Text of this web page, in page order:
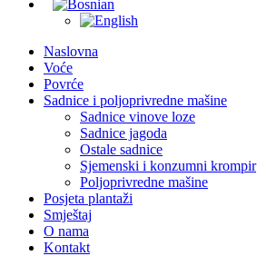
Naslovna
Voće
Povrće
Sadnice i poljoprivredne mašine
Sadnice vinove loze
Sadnice jagoda
Ostale sadnice
Sjemenski i konzumni krompir
Poljoprivredne mašine
Posjeta plantaži
Smještaj
O nama
Kontakt